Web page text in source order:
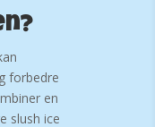
forbedre
en
slush ice